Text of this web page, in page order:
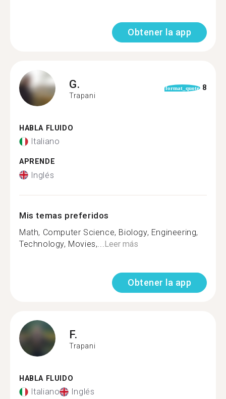
Obtener la app
G.
Trapani
format_quote 8
HABLA FLUIDO
Italiano
APRENDE
Inglés
Mis temas preferidos
Math, Computer Science, Biology, Engineering,
Technology, Movies,... Leer más
Obtener la app
F.
Trapani
HABLA FLUIDO
Italiano Inglés